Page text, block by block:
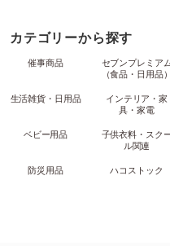
カテゴリーから探す
催事商品
セブンプレミア
（食品・日用品）
生活雑貨・日用品
インテリア・家
具・家電
ベビー用品
子供衣料・スク
ル関連
防災用品 ハコストック